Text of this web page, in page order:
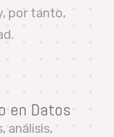
por tanto,
en Datos
análisis,